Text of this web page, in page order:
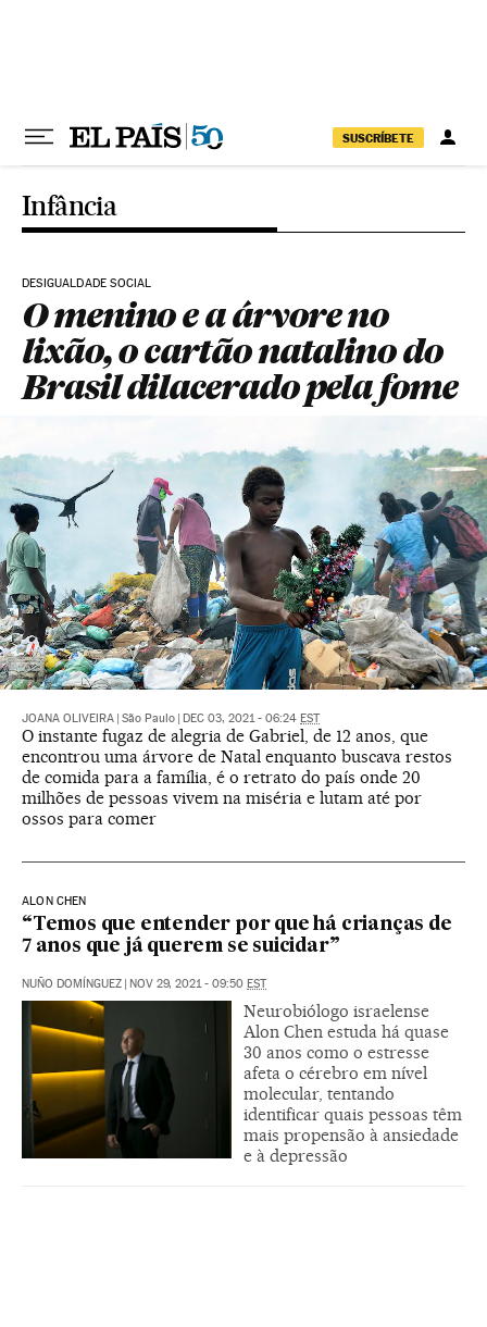
SUSCRÍBETE
Infância
DESIGUALDADE SOCIAL
O menino e a árvore no
lixão, o cartão natalino do
Brasil dilacerado pela fome
JOANA OLIVEIRA São Paulo DEC 03, 2021 - 06:24 EST
O instante fugaz de alegria de Gabriel, de 12 anos, que
encontrou uma árvore de Natal enquanto buscava restos
de comida para a família, é o retrato do país onde 20
milhões de pessoas vivem na miséria e lutam até por
ossos para comer
ALON CHEN
“Temos que entender por que há crianças de
7 anos que já querem se suicidar”
NUÑO DOMÍNGUEZ NOV 29, 2021 - 09:50 EST
Neurobiólogo israelense
Alon Chen estuda há quase
30 anos como o estresse
afeta o cérebro em nível
molecular, tentando
identificar quais pessoas têm
mais propensão à ansiedade
e à depressão